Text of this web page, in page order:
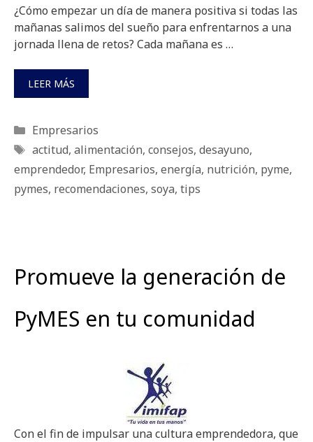
¿Cómo empezar un día de manera positiva si todas las
mañanas salimos del sueño para enfrentarnos a una
jornada llena de retos? Cada mañana es …
LEER MÁS
Categorías
Empresarios
Etiquetas
actitud, alimentación, consejos, desayuno,
emprendedor, Empresarios, energía, nutrición, pyme,
pymes, recomendaciones, soya, tips
Promueve la generación de
PyMES en tu comunidad
Con el fin de impulsar una cultura emprendedora, que